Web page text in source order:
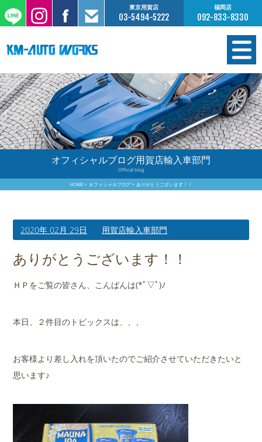
東京用賀店
03-5494-5222
福岡店
092-833-8330
在庫情報
オーダー販売
工場サービス
保証について
買取査定のご案内
店舗案内
会社概要
オフィシャルブログ用賀店輸入車部門
Official blog
HOME オフィシャルブログ ありがとうございます！！
2020年 02月 29日 用賀店輸入車部門
ありがとうございます！！
ＨＰをご覧の皆さん、こんばんは(*ﾟ▽ﾟ)ﾉ
本日、２件目のトピックスは、、、
お客様より差し入れを頂いたのでご紹介させていただきたいと
思います♪